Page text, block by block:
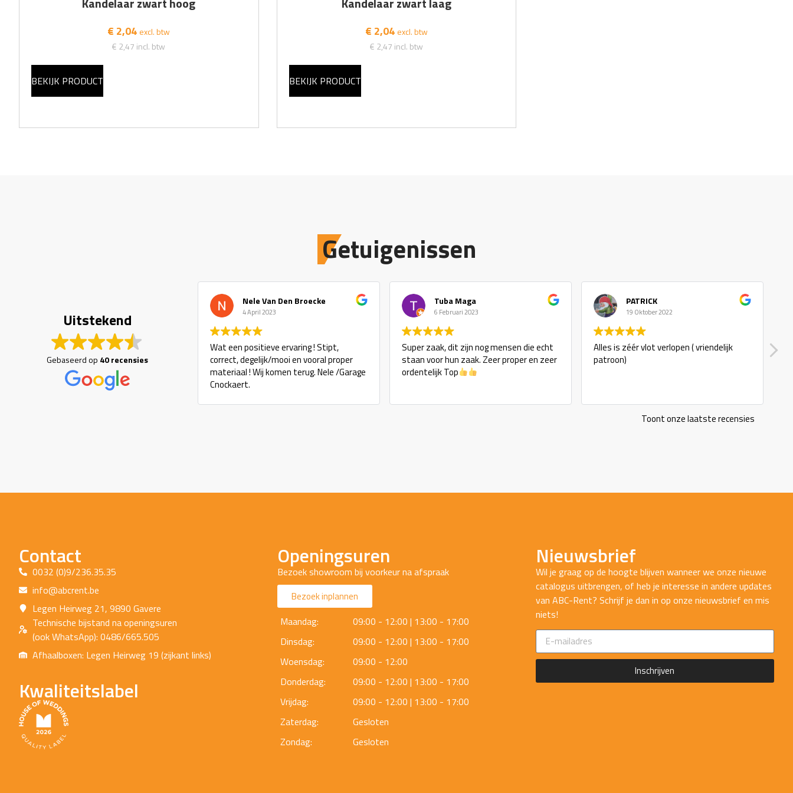
€ 2,04 excl. btw
€ 2,47 incl. btw
BEKIJK PRODUCT
€ 2,04 excl. btw
€ 2,47 incl. btw
BEKIJK PRODUCT
Getuigenissen
Uitstekend
Gebaseerd op 40 recensies
Nele Van Den Broecke
4 April 2023
Wat een positieve ervaring ! Stipt,
correct, degelijk/mooi en vooral proper
materiaal ! Wij komen terug. Nele /Garage
Cnockaert.
Tuba Maga
6 Februari 2023
Super zaak, dit zijn nog mensen die echt
staan voor hun zaak. Zeer proper en zeer
ordentelijk Top
PATRICK
19 Oktober 2022
Alles is zéér vlot verlopen ( vriendelijk
patroon)
Toont onze laatste recensies
Contact
0032 (0)9/236.35.35
info@abcrent.be
Legen Heirweg 21, 9890 Gavere
Technische bijstand na openingsuren
(ook WhatsApp): 0486/665.505
Afhaalboxen: Legen Heirweg 19 (zijkant links)
Kwaliteitslabel
Openingsuren
Bezoek showroom bij voorkeur na afspraak
Bezoek inplannen
Maandag:
09:00 - 12:00 | 13:00 - 17:00
Dinsdag:
09:00 - 12:00 | 13:00 - 17:00
Woensdag:
09:00 - 12:00
Donderdag:
09:00 - 12:00 | 13:00 - 17:00
Vrijdag:
09:00 - 12:00 | 13:00 - 17:00
Zaterdag:
Gesloten
Zondag:
Gesloten
Nieuwsbrief
Wil je graag op de hoogte blijven wanneer we onze nieuwe
catalogus uitbrengen, of heb je interesse in andere updates
van ABC-Rent? Schrijf je dan in op onze nieuwsbrief en mis
niets!
Inschrijven